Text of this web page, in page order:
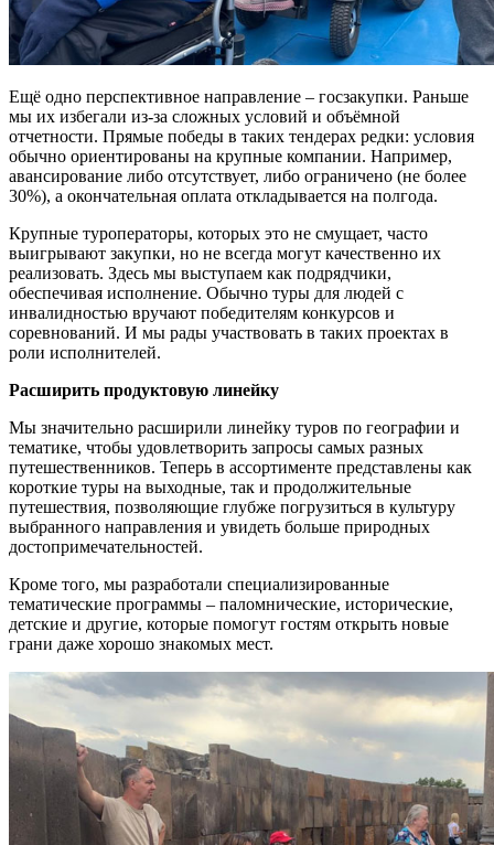
Ещё одно перспективное направление – госзакупки. Раньше
мы их избегали из-за сложных условий и объёмной
отчетности. Прямые победы в таких тендерах редки: условия
обычно ориентированы на крупные компании. Например,
авансирование либо отсутствует, либо ограничено (не более
30%), а окончательная оплата откладывается на полгода.
Крупные туроператоры, которых это не смущает, часто
выигрывают закупки, но не всегда могут качественно их
реализовать. Здесь мы выступаем как подрядчики,
обеспечивая исполнение. Обычно туры для людей с
инвалидностью вручают победителям конкурсов и
соревнований. И мы рады участвовать в таких проектах в
роли исполнителей.
Расширить продуктовую линейку
Мы значительно расширили линейку туров по географии и
тематике, чтобы удовлетворить запросы самых разных
путешественников. Теперь в ассортименте представлены как
короткие туры на выходные, так и продолжительные
путешествия, позволяющие глубже погрузиться в культуру
выбранного направления и увидеть больше природных
достопримечательностей.
Кроме того, мы разработали специализированные
тематические программы – паломнические, исторические,
детские и другие, которые помогут гостям открыть новые
грани даже хорошо знакомых мест.